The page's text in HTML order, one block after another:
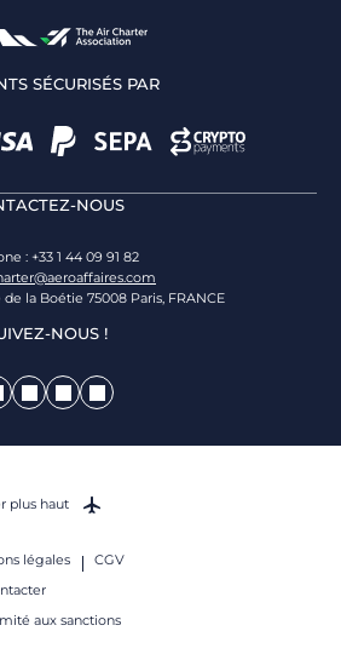
SÉCURISÉS PAR
NOUS
: +33 1 44 09 91 82
de la Boétie 75008 Paris, FRANCE
NOUS !
légales
CGV
aux sanctions
plus haut